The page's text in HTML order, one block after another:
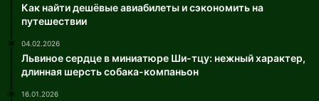
Как найти дешёвые авиабилеты и сэкономить на
путешествии
04.02.2026
Львиное сердце в миниатюре Ши-тцу: нежный характер,
длинная шерсть собака-компаньон
16.01.2026